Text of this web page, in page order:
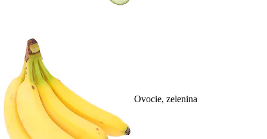
Ovocie, zelenina